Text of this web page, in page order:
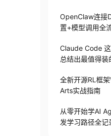
OpenClaw连接
置+模型调用全
Claude Code
总结出最值得装
全新开源RL框
Arts实战指南
从零开始学AI
发学习路径全记